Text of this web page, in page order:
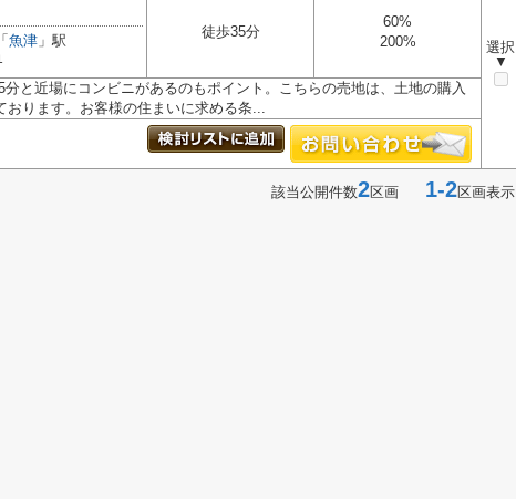
選択
▼
「 魚津 」駅
徒歩35分
60%
200%
と近場にコンビニがあるのもポイント。こちらの売地は、土地の購入
ります。お客様の住まいに求める条...
該当公開件数2区画 1-2区画表示